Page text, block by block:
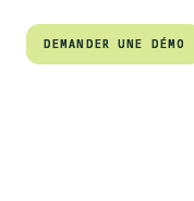
DEMANDER UNE DÉMO
DEMANDER UNE DÉMO